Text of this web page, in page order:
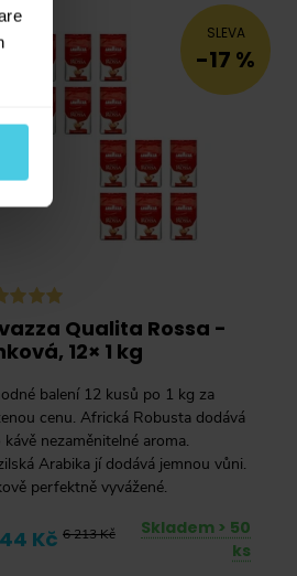
SLEVA
-17 %
Qualita Rossa -
12× 1 kg
balení 12 kusů po 1 kg za
cenu. Africká Robusta dodává
nezaměnitelné aroma.
Arabika jí dodává jemnou vůni.
perfektně vyvážené.
Kč 6 213 Kč
Skladem > 50
ks